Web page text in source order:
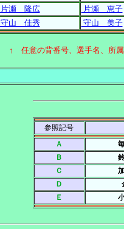
片瀬 隆広
片瀬 恵子
守山 佳秀 守山 美子
↑ 任意の背番号、選手名、所
参照記号
Ａ
Ｂ
Ｃ
Ｄ
Ｅ